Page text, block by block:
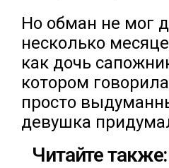
Но обман не мог
несколько
как дочь
котором
просто
девушка
Читайте также: